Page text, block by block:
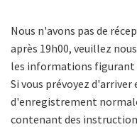
Nous n'avons pas de
après 19h00, veuillez
les informations figurant
Si vous prévoyez d'arriver
d'enregistrement
contenant des